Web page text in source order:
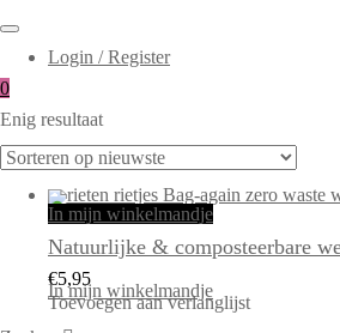
Login / Register
0
Enig resultaat
In mijn winkelmandje
Natuurlijke & composteerbare
€5,95
In mijn winkelmandje
Toevoegen aan verlanglijst